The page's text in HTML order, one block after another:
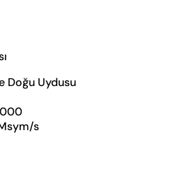
Doğu Uydusu
s